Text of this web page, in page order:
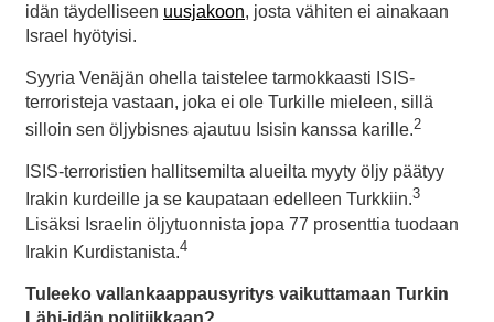
idän täydelliseen uusjakoon, josta vähiten ei ainakaan
Israel hyötyisi.
Syyria Venäjän ohella taistelee tarmokkaasti ISIS-
terroristeja vastaan, joka ei ole Turkille mieleen, sillä
silloin sen öljybisnes ajautuu Isisin kanssa karille.2
ISIS-terroristien hallitsemilta alueilta myyty öljy päätyy
Irakin kurdeille ja se kaupataan edelleen Turkkiin.3
Lisäksi Israelin öljytuonnista jopa 77 prosenttia tuodaan
Irakin Kurdistanista.4
Tuleeko vallankaappausyritys vaikuttamaan Turkin
Lähi-idän politiikkaan?